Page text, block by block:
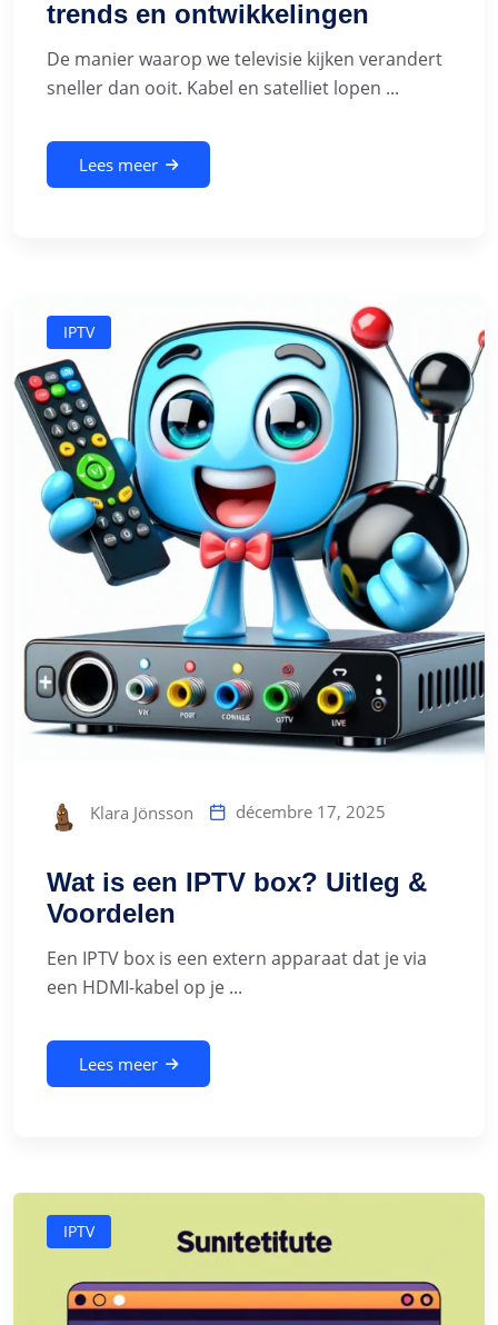
trends en ontwikkelingen
De manier waarop we televisie kijken verandert
sneller dan ooit. Kabel en satelliet lopen ...
Lees meer
IPTV
Klara Jönsson décembre 17, 2025
Wat is een IPTV box? Uitleg &
Voordelen
Een IPTV box is een extern apparaat dat je via
een HDMI-kabel op je ...
Lees meer
IPTV